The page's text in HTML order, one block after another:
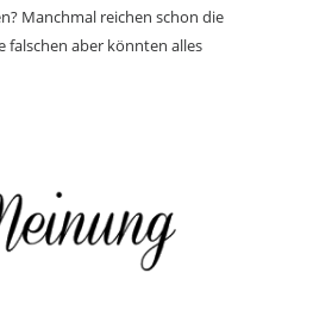
Manchmal reichen schon die
falschen aber könnten alles